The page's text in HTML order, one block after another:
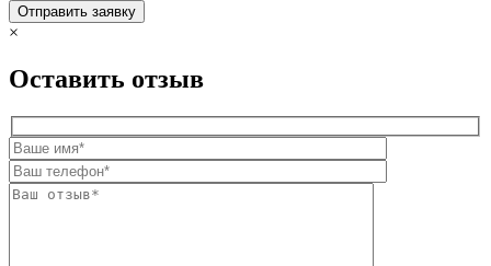
×
Оставить отзыв